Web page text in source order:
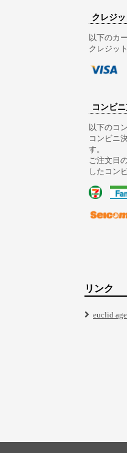
クレジ
以下のカ
クレジッ
コンビ
以下のコ
コンビニ
す。
ご注文日
したコン
リンク
euclid